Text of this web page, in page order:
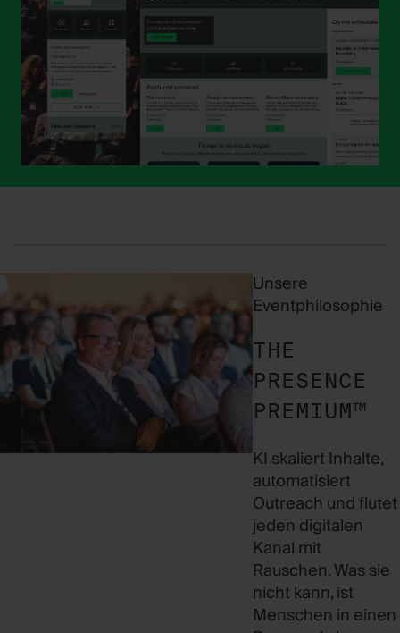
Unsere
Eventphilosophie
THE
PRESENCE
PREMIUM™
KI skaliert Inhalte,
automatisiert
Outreach und flutet
jeden digitalen
Kanal mit
Rauschen. Was sie
nicht kann, ist
Menschen in einen